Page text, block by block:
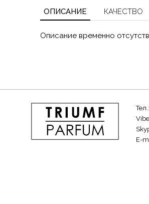
ОПИСАНИЕ КАЧЕСТВО
Описание временно
Тел.:
E-